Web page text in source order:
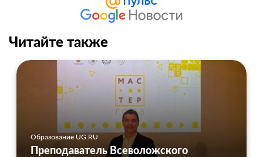
Читайте также
Образование UG.RU
Преподаватель Всеволожского